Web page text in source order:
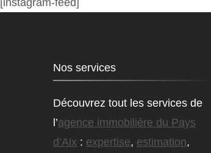
[instagram-feed]
Nos services
Découvrez tout les services de
l’agence immobilière du Pays
d’Aix : expertise, estimation,